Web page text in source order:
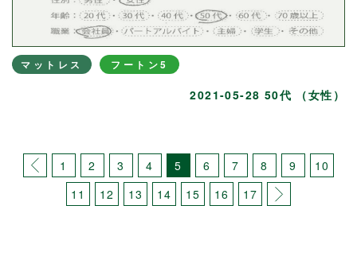
マットレス フートン5
2021-05-28 50代 （女性）
1 2 3 4 5 6 7 8 9
10
11
12 13 14 15 16 17